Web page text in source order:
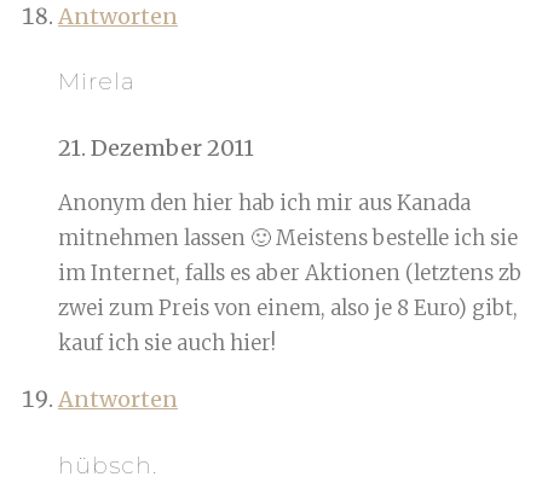
Antworten
Mirela
21. Dezember 2011
Anonym den hier hab ich mir aus Kanada
mitnehmen lassen 🙂 Meistens bestelle ich sie
im Internet, falls es aber Aktionen (letztens zb
zwei zum Preis von einem, also je 8 Euro) gibt,
kauf ich sie auch hier!
Antworten
hübsch.